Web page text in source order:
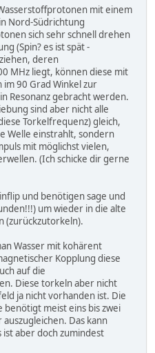
mit einem
Nord-Südrichtung
sich sehr schnell drehen
(Spin? es ist spät -
deren
MHz liegt, können diese mit
90 Grad Winkel zur
Resonanz gebracht werden.
sind aber nicht alle
Torkelfrequenz) gleich,
Welle einstrahlt, sondern
mit möglichst vielen,
(Ich schicke dir gerne
und benötigen sage und
um wieder in die alte
(zurückzutorkeln).
Wasser mit kohärent
Kopplung diese
auf die
Diese torkeln aber nicht
ja nicht vorhanden ist. Die
meist eins bis zwei
Das kann
ist aber doch zumindest